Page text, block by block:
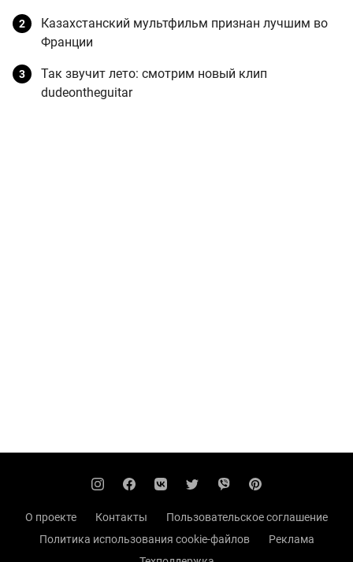
Казахстанский мультфильм признан лучшим во
Франции
Так звучит лето: смотрим новый клип
dudeontheguitar
О проекте Контакты
Пользовательское соглашение
Политика использования cookie-файлов
Реклама